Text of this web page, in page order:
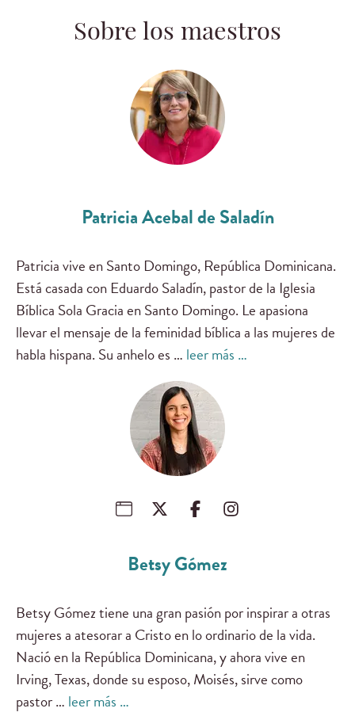
Sobre los maestros
Patricia Acebal de Saladín
Patricia vive en Santo Domingo, República Dominicana.
Está casada con Eduardo Saladín, pastor de la Iglesia
Bíblica Sola Gracia en Santo Domingo. Le apasiona
llevar el mensaje de la feminidad bíblica a las mujeres de
habla hispana. Su anhelo es … leer más …
Betsy Gómez
Betsy Gómez tiene una gran pasión por inspirar a otras
mujeres a atesorar a Cristo en lo ordinario de la vida.
Nació en la República Dominicana, y ahora vive en
Irving, Texas, donde su esposo, Moisés, sirve como
pastor … leer más …